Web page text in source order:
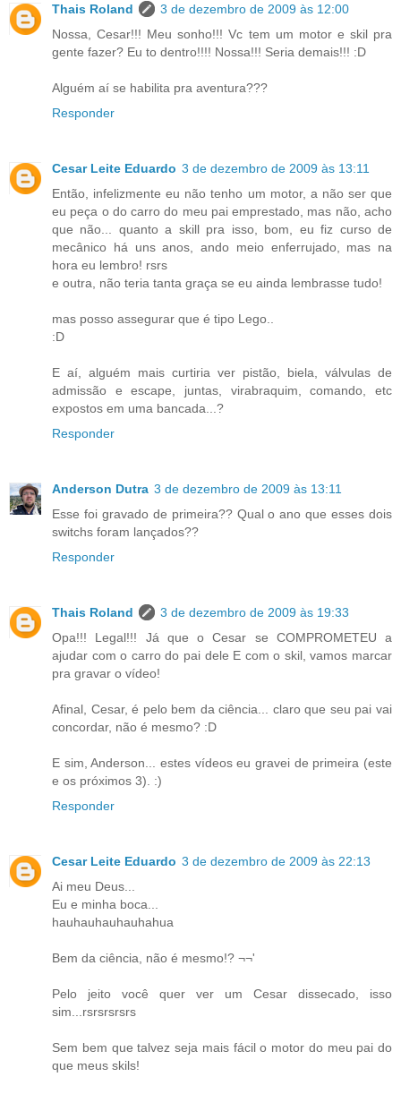
Thais Roland
3 de dezembro de 2009 às 12:00
Nossa, Cesar!!! Meu sonho!!! Vc tem um motor e skil pra
gente fazer? Eu to dentro!!!! Nossa!!! Seria demais!!! :D
Alguém aí se habilita pra aventura???
Responder
Cesar Leite Eduardo 3 de dezembro de 2009 às 13:11
Então, infelizmente eu não tenho um motor, a não ser que
eu peça o do carro do meu pai emprestado, mas não, acho
que não... quanto a skill pra isso, bom, eu fiz curso de
mecânico há uns anos, ando meio enferrujado, mas na
hora eu lembro! rsrs
e outra, não teria tanta graça se eu ainda lembrasse tudo!
mas posso assegurar que é tipo Lego..
:D
E aí, alguém mais curtiria ver pistão, biela, válvulas de
admissão e escape, juntas, virabraquim, comando, etc
expostos em uma bancada...?
Responder
Anderson Dutra 3 de dezembro de 2009 às 13:11
Esse foi gravado de primeira?? Qual o ano que esses dois
switchs foram lançados??
Responder
Thais Roland
3 de dezembro de 2009 às 19:33
Opa!!! Legal!!! Já que o Cesar se COMPROMETEU a
ajudar com o carro do pai dele E com o skil, vamos marcar
pra gravar o vídeo!
Afinal, Cesar, é pelo bem da ciência... claro que seu pai vai
concordar, não é mesmo? :D
E sim, Anderson... estes vídeos eu gravei de primeira (este
e os próximos 3). :)
Responder
Cesar Leite Eduardo 3 de dezembro de 2009 às 22:13
Ai meu Deus...
Eu e minha boca...
hauhauhauhauhahua
Bem da ciência, não é mesmo!? ¬¬'
Pelo jeito você quer ver um Cesar dissecado, isso
sim...rsrsrsrsrs
Sem bem que talvez seja mais fácil o motor do meu pai do
que meus skils!